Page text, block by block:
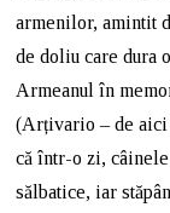
armenilor, amintit
de doliu care dura
Armeanul în
(Arțivario – de aici
că într-o zi,
sălbatice, iar